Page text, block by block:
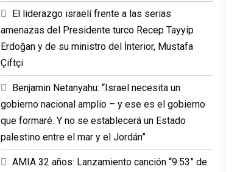
El liderazgo israelí frente a las serias
amenazas del Presidente turco Recep Tayyip
Erdoğan y de su ministro del İnterior, Mustafa
Çiftçi
Benjamin Netanyahu: “Israel necesita un
gobierno nacional amplio – y ese es el gobierno
que formaré. Y no se establecerá un Estado
palestino entre el mar y el Jordán”
AMIA 32 años: Lanzamiento canción “9:53” de